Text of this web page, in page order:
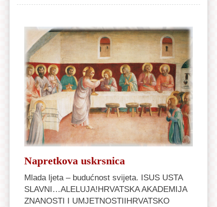
Napretkova uskrsnica
Mlada ljeta – budućnost svijeta. ISUS USTA
SLAVNI…ALELUJA!HRVATSKA AKADEMIJA
ZNANOSTI I UMJETNOSTIIHRVATSKO